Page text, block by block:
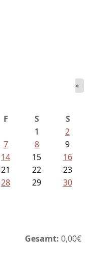
»
F S
S
1
2
7 8
9
14 15
16
21 22
23
28 29
30
Gesamt: 0,00€